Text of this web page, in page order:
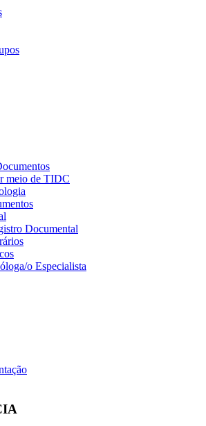
meio de TIDC
Documental
o Especialista